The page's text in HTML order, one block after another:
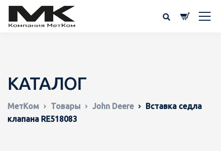
КАТАЛОГ
МетКом Товары John Deere
Вставка седла
клапана RE518083